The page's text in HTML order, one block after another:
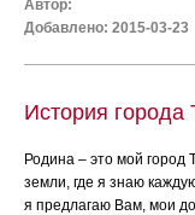
Автор:
Добавлено: 2015-03-23
История города
Родина – это мой город
земли, где я знаю
я предлагаю Вам, мои